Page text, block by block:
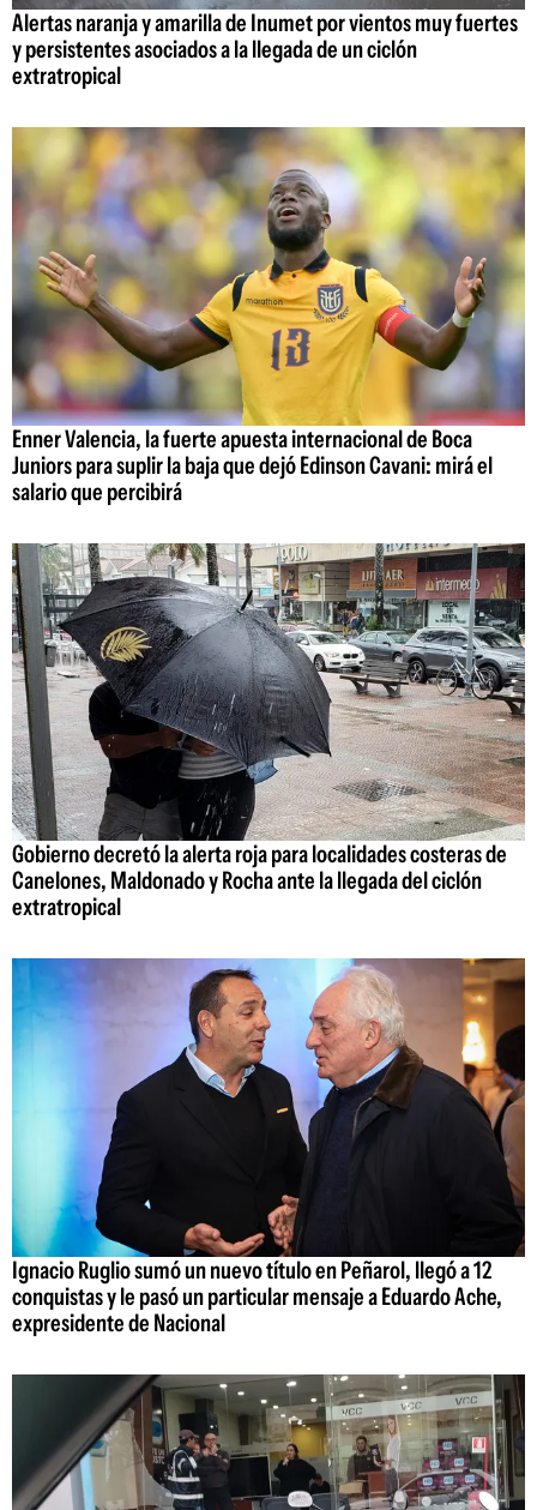
Alertas naranja y amarilla de Inumet por vientos muy fuertes
y persistentes asociados a la llegada de un ciclón
extratropical
Enner Valencia, la fuerte apuesta internacional de Boca
Juniors para suplir la baja que dejó Edinson Cavani: mirá el
salario que percibirá
Gobierno decretó la alerta roja para localidades costeras de
Canelones, Maldonado y Rocha ante la llegada del ciclón
extratropical
Ignacio Ruglio sumó un nuevo título en Peñarol, llegó a 12
conquistas y le pasó un particular mensaje a Eduardo Ache,
expresidente de Nacional